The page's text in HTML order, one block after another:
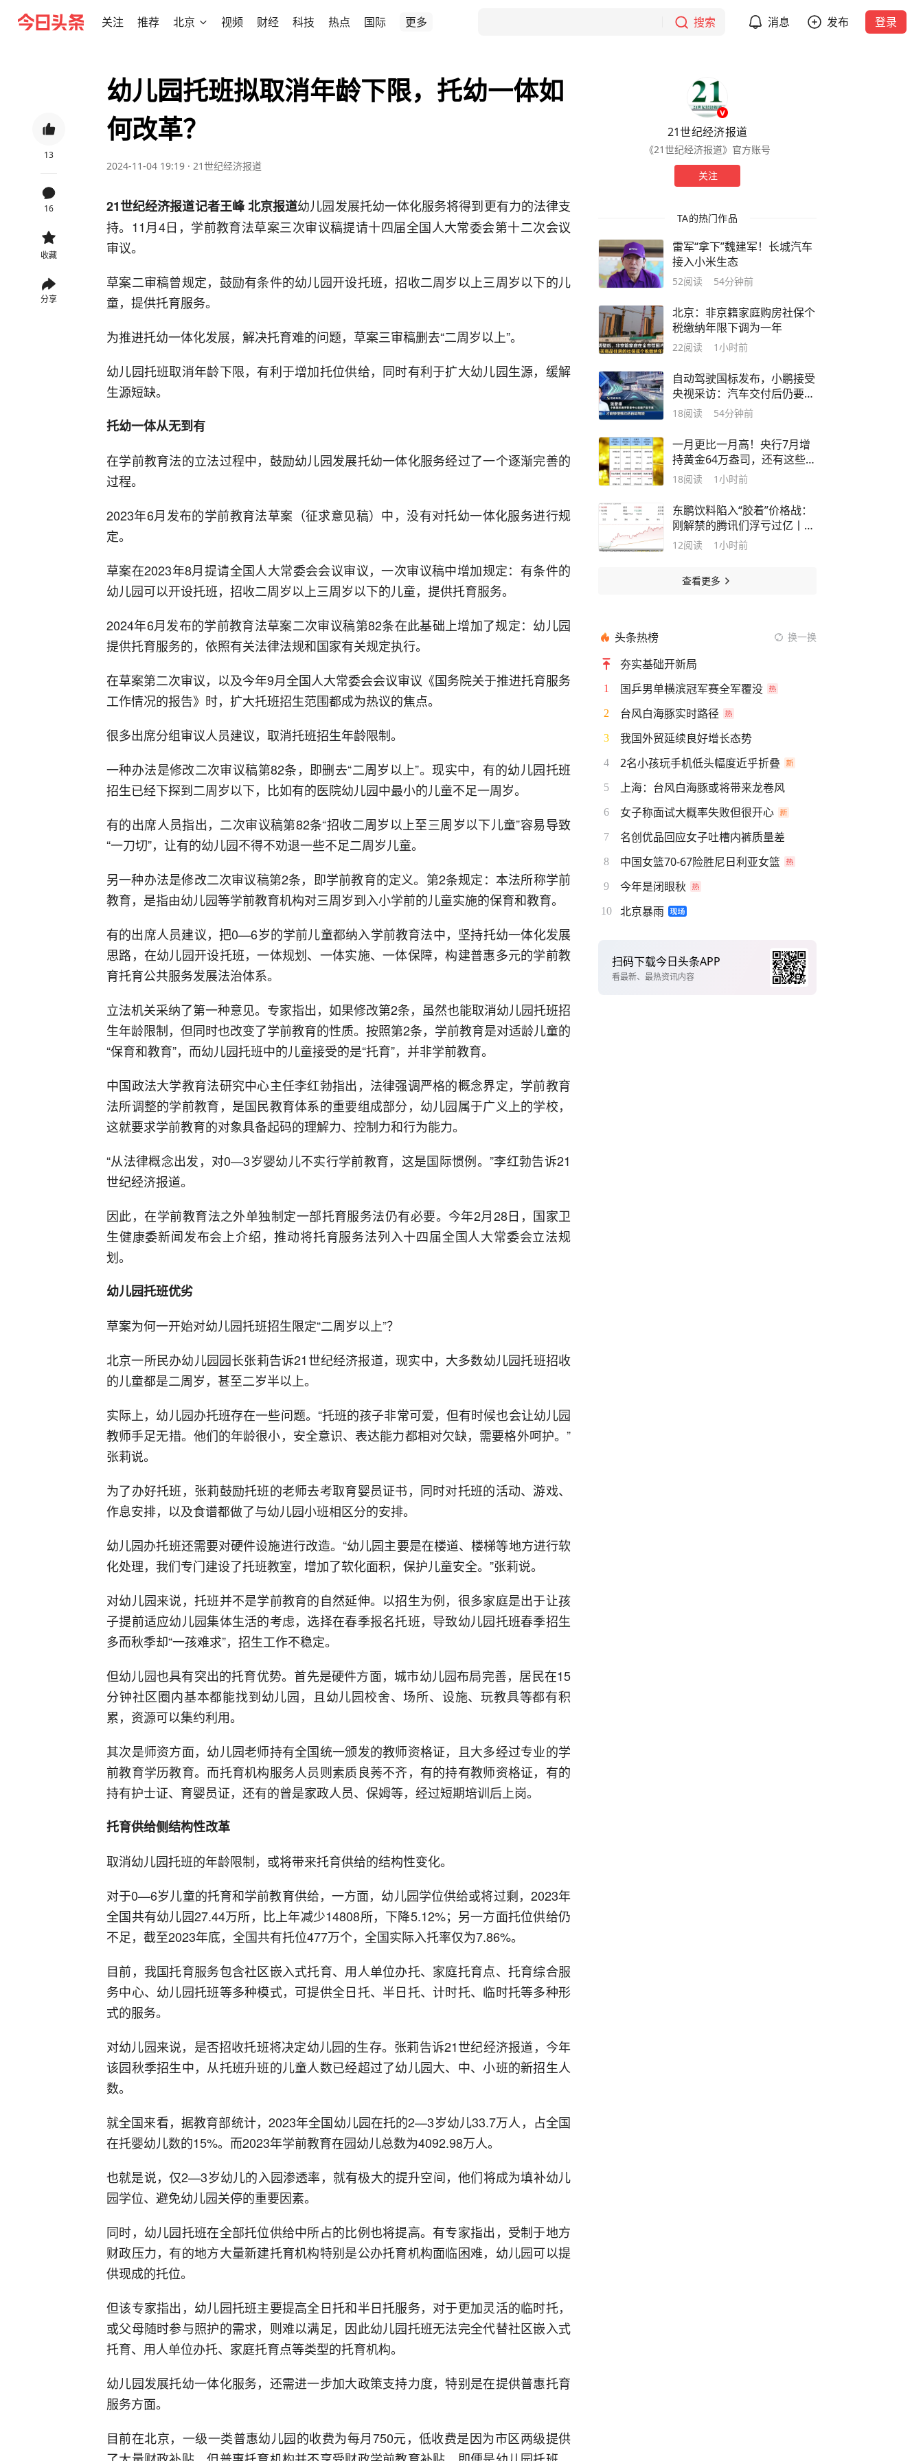
关注 推荐 北京 视频 财经 科技 热点 国际 更多 搜索 消息 发布 登录
13
16
收藏
分享
幼儿园托班拟取消年龄下限，托幼一体如
何改革？
2024-11-04 19:19 · 21世纪经济报道
21世纪经济报道记者王峰 北京报道幼儿园发展托幼一体化服务将得到更有力的法律支
持。11月4日，学前教育法草案三次审议稿提请十四届全国人大常委会第十二次会议
审议。
草案二审稿曾规定，鼓励有条件的幼儿园开设托班，招收二周岁以上三周岁以下的儿
童，提供托育服务。
为推进托幼一体化发展，解决托育难的问题，草案三审稿删去“二周岁以上”。
幼儿园托班取消年龄下限，有利于增加托位供给，同时有利于扩大幼儿园生源，缓解
生源短缺。
托幼一体从无到有
在学前教育法的立法过程中，鼓励幼儿园发展托幼一体化服务经过了一个逐渐完善的
过程。
2023年6月发布的学前教育法草案（征求意见稿）中，没有对托幼一体化服务进行规
定。
草案在2023年8月提请全国人大常委会会议审议，一次审议稿中增加规定：有条件的
幼儿园可以开设托班，招收二周岁以上三周岁以下的儿童，提供托育服务。
2024年6月发布的学前教育法草案二次审议稿第82条在此基础上增加了规定：幼儿园
提供托育服务的，依照有关法律法规和国家有关规定执行。
在草案第二次审议，以及今年9月全国人大常委会会议审议《国务院关于推进托育服务
工作情况的报告》时，扩大托班招生范围都成为热议的焦点。
很多出席分组审议人员建议，取消托班招生年龄限制。
一种办法是修改二次审议稿第82条，即删去“二周岁以上”。现实中，有的幼儿园托班
招生已经下探到二周岁以下，比如有的医院幼儿园中最小的儿童不足一周岁。
有的出席人员指出，二次审议稿第82条“招收二周岁以上至三周岁以下儿童”容易导致
“一刀切”，让有的幼儿园不得不劝退一些不足二周岁儿童。
另一种办法是修改二次审议稿第2条，即学前教育的定义。第2条规定：本法所称学前
教育，是指由幼儿园等学前教育机构对三周岁到入小学前的儿童实施的保育和教育。
有的出席人员建议，把0—6岁的学前儿童都纳入学前教育法中，坚持托幼一体化发展
思路，在幼儿园开设托班，一体规划、一体实施、一体保障，构建普惠多元的学前教
育托育公共服务发展法治体系。
立法机关采纳了第一种意见。专家指出，如果修改第2条，虽然也能取消幼儿园托班招
生年龄限制，但同时也改变了学前教育的性质。按照第2条，学前教育是对适龄儿童的
“保育和教育”，而幼儿园托班中的儿童接受的是“托育”，并非学前教育。
中国政法大学教育法研究中心主任李红勃指出，法律强调严格的概念界定，学前教育
法所调整的学前教育，是国民教育体系的重要组成部分，幼儿园属于广义上的学校，
这就要求学前教育的对象具备起码的理解力、控制力和行为能力。
“从法律概念出发，对0—3岁婴幼儿不实行学前教育，这是国际惯例。”李红勃告诉21
世纪经济报道。
因此，在学前教育法之外单独制定一部托育服务法仍有必要。今年2月28日，国家卫
生健康委新闻发布会上介绍，推动将托育服务法列入十四届全国人大常委会立法规
划。
幼儿园托班优劣
草案为何一开始对幼儿园托班招生限定“二周岁以上”？
北京一所民办幼儿园园长张莉告诉21世纪经济报道，现实中，大多数幼儿园托班招收
的儿童都是二周岁，甚至二岁半以上。
实际上，幼儿园办托班存在一些问题。“托班的孩子非常可爱，但有时候也会让幼儿园
教师手足无措。他们的年龄很小，安全意识、表达能力都相对欠缺，需要格外呵护。”
张莉说。
为了办好托班，张莉鼓励托班的老师去考取育婴员证书，同时对托班的活动、游戏、
作息安排，以及食谱都做了与幼儿园小班相区分的安排。
幼儿园办托班还需要对硬件设施进行改造。“幼儿园主要是在楼道、楼梯等地方进行软
化处理，我们专门建设了托班教室，增加了软化面积，保护儿童安全。”张莉说。
对幼儿园来说，托班并不是学前教育的自然延伸。以招生为例，很多家庭是出于让孩
子提前适应幼儿园集体生活的考虑，选择在春季报名托班，导致幼儿园托班春季招生
多而秋季却“一孩难求”，招生工作不稳定。
但幼儿园也具有突出的托育优势。首先是硬件方面，城市幼儿园布局完善，居民在15
分钟社区圈内基本都能找到幼儿园，且幼儿园校舍、场所、设施、玩教具等都有积
累，资源可以集约利用。
其次是师资方面，幼儿园老师持有全国统一颁发的教师资格证，且大多经过专业的学
前教育学历教育。而托育机构服务人员则素质良莠不齐，有的持有教师资格证，有的
持有护士证、育婴员证，还有的曾是家政人员、保姆等，经过短期培训后上岗。
托育供给侧结构性改革
取消幼儿园托班的年龄限制，或将带来托育供给的结构性变化。
对于0—6岁儿童的托育和学前教育供给，一方面，幼儿园学位供给或将过剩，2023年
全国共有幼儿园27.44万所，比上年减少14808所，下降5.12%；另一方面托位供给仍
不足，截至2023年底，全国共有托位477万个，全国实际入托率仅为7.86%。
目前，我国托育服务包含社区嵌入式托育、用人单位办托、家庭托育点、托育综合服
务中心、幼儿园托班等多种模式，可提供全日托、半日托、计时托、临时托等多种形
式的服务。
对幼儿园来说，是否招收托班将决定幼儿园的生存。张莉告诉21世纪经济报道，今年
该园秋季招生中，从托班升班的儿童人数已经超过了幼儿园大、中、小班的新招生人
数。
就全国来看，据教育部统计，2023年全国幼儿园在托的2—3岁幼儿33.7万人，占全国
在托婴幼儿数的15%。而2023年学前教育在园幼儿总数为4092.98万人。
也就是说，仅2—3岁幼儿的入园渗透率，就有极大的提升空间，他们将成为填补幼儿
园学位、避免幼儿园关停的重要因素。
同时，幼儿园托班在全部托位供给中所占的比例也将提高。有专家指出，受制于地方
财政压力，有的地方大量新建托育机构特别是公办托育机构面临困难，幼儿园可以提
供现成的托位。
但该专家指出，幼儿园托班主要提高全日托和半日托服务，对于更加灵活的临时托，
或父母随时参与照护的需求，则难以满足，因此幼儿园托班无法完全代替社区嵌入式
托育、用人单位办托、家庭托育点等类型的托育机构。
幼儿园发展托幼一体化服务，还需进一步加大政策支持力度，特别是在提供普惠托育
服务方面。
目前在北京，一级一类普惠幼儿园的收费为每月750元，低收费是因为市区两级提供
21世纪经济报道
《21世纪经济报道》官方账号
关注
TA的热门作品
雷军“拿下”魏建军！长城汽车
接入小米生态
52阅读 54分钟前
北京：非京籍家庭购房社保个
税缴纳年限下调为一年
22阅读 1小时前
自动驾驶国标发布，小鹏接受
央视采访：汽车交付后仍要监
测其安全
18阅读 54分钟前
一月更比一月高！央行7月增
持黄金64万盎司，还有这些大
动作
18阅读 1小时前
东鹏饮料陷入“胶着”价格战：
刚解禁的腾讯们浮亏过亿丨消
费一线
12阅读 1小时前
查看更多
头条热榜 换一换
夯实基础开新局
1 国乒男单横滨冠军赛全军覆没
2 台风白海豚实时路径
3 我国外贸延续良好增长态势
4 2名小孩玩手机低头幅度近乎折叠
5 上海：台风白海豚或将带来龙卷风
6 女子称面试大概率失败但很开心
7 名创优品回应女子吐槽内裤质量差
8 中国女篮70-67险胜尼日利亚女篮
9 今年是闭眼秋
10 北京暴雨
扫码下载今日头条APP
看最新、最热资讯内容